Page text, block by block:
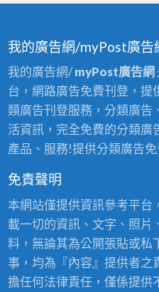
我的廣告網/myPost廣告
我的廣告網/myPost廣告網
台，網路廣告免費刊登，提
類廣告刊登服務，分類廣告
活資訊，完全免費的分類廣
產品、服務!提供分類廣告
免責聲明
本網站僅提供資訊參考平台
載一切的資訊、文字、照片
料，無論其為公開張貼或私
事，均為『內容』提供者之
擔任何法律責任，僅係提供